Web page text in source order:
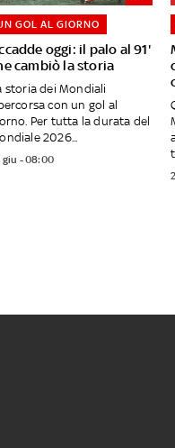
oggi: il palo al 91'
cambiò la storia
GOL AL GIORNO
storia dei Mondiali
con un gol al
Per tutta la durata del
2026...
giu - 08:00